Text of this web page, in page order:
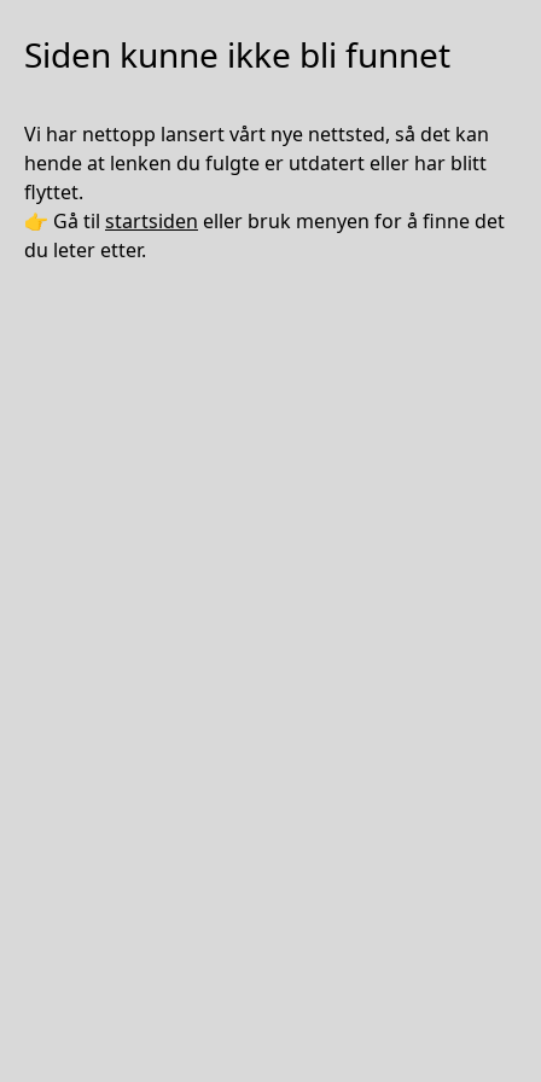
Siden kunne ikke bli funnet
Vi har nettopp lansert vårt nye nettsted, så det kan
hende at lenken du fulgte er utdatert eller har blitt
flyttet.
👉 Gå til startsiden eller bruk menyen for å finne det
du leter etter.